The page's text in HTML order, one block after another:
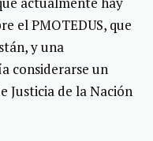
el PMOTEDUS, que
y una
considerarse un
Justicia de la Nación